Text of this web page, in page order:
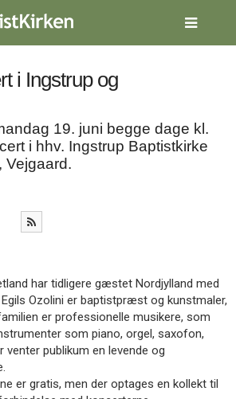
i Ingstrup og
19. juni begge dage kl.
i hhv. Ingstrup Baptistkirke
Vejgaard.
har tidligere gæstet Nordjylland med
Ozolini er baptistpræst og kunstmaler,
er professionelle musikere, som
som piano, orgel, saxofon,
venter publikum en levende og
er gratis, men der optages en kollekt til